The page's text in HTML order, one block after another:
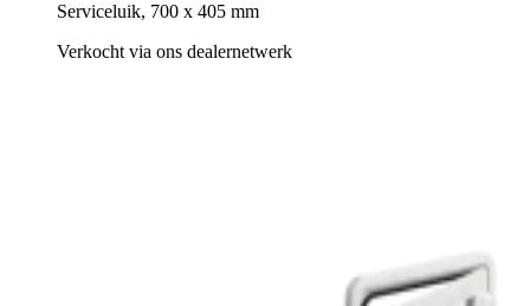
Serviceluik, 700 x 405 mm
Verkocht via ons dealernetwerk